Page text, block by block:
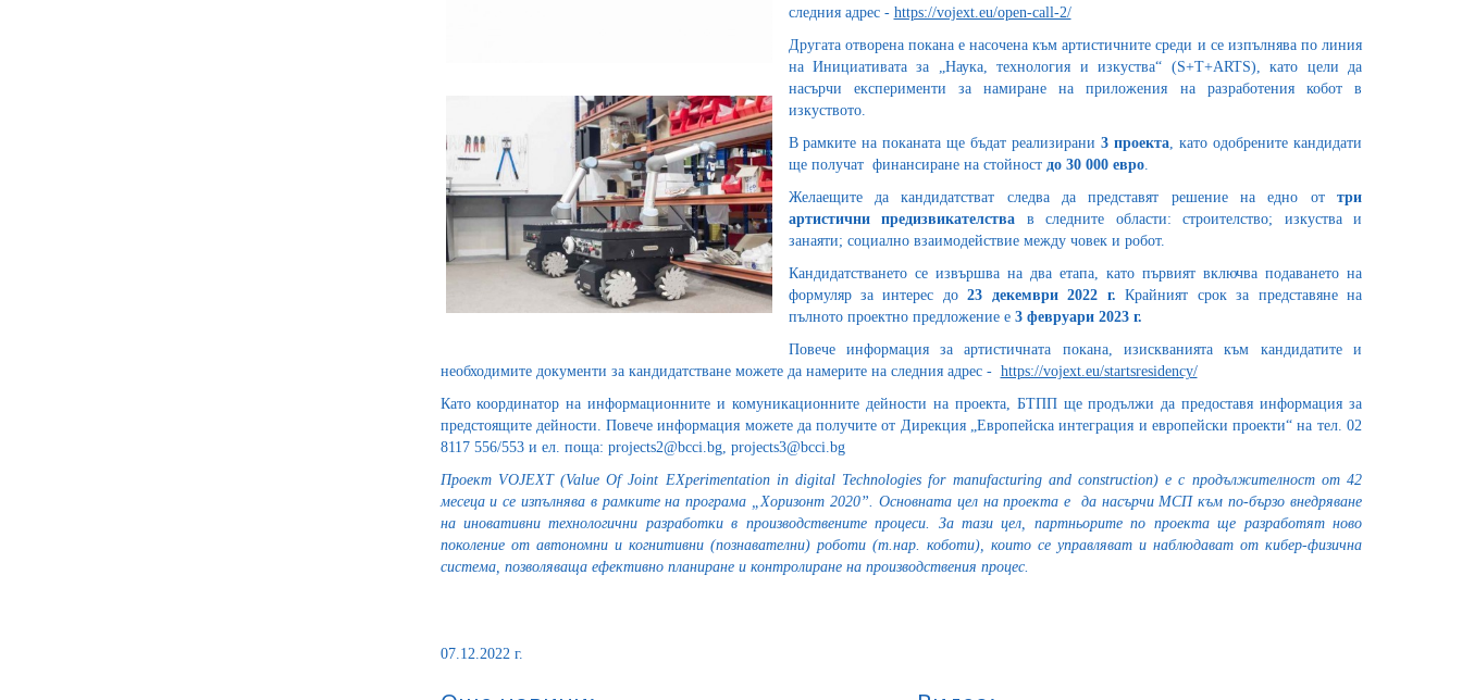
следния адрес - https://vojext.eu/open-call-2/
Другата отворена покана е насочена към артистичните среди и се изпълнява по линия
на Инициативата за „Наука, технология и изкуства“ (S+T+ARTS), като цели да
насърчи експерименти за намиране на приложения на разработения кобот в
изкуството.
В рамките на поканата ще бъдат реализирани3 проекта, като одобрените кандидати
ще получат финансиране на стойност до 30 000 евро.
Желаещите да кандидатстват следва да представят решение на едно от три
артистични предизвикателства в следните области: строителство; изкуства и
занаяти; социално взаимодействие между човек и робот.
Кандидатстването се извършва на два етапа, като първият включва подаването на
формуляр за интерес до23 декември 2022 г. Крайният срок за представяне на
пълното проектно предложение е 3 февруари 2023 г.
Повече информация за артистичната покана, изискванията към кандидатите и
необходимите документи за кандидатстване можете да намерите на следния адрес - https://vojext.eu/startsresidency/
Като координатор на информационните и комуникационните дейности на проекта, БТПП ще продължи да предоставя информация за
предстоящите дейности. Повече информация можете да получите от Дирекция „Европейска интеграция и европейски проекти“ на тел. 02
8117 556/553 и ел. поща: projects2@bcci.bg, projects3@bcci.bg
Проект VOJEXT (Value Of Joint EXperimentation in digital Technologies for manufacturing and construction) е с продължителност от 42
месеца и се изпълнява в рамките на програма „Хоризонт 2020”. Основната цел на проекта е да насърчи МСП към по-бързо внедряване
на иновативни технологични разработки в производствените процеси. За тази цел, партньорите по проекта ще разработят ново
поколение от автономни и когнитивни (познавателни) роботи (т.нар. коботи), които се управляват и наблюдават от кибер-физична
система, позволяваща ефективно планиране и контролиране на производствения процес.
07.12.2022 г.